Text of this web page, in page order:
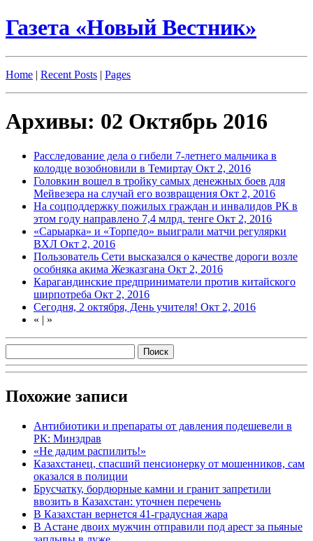
Газета «Новый Вестник»
Home | Recent Posts | Pages
Архивы: 02 Октябрь 2016
Расследование дела о гибели 7-летнего мальчика в
колодце возобновили в Темиртау Окт 2, 2016
Головкин вошел в тройку самых денежных боев для
Мейвезера на случай его возвращения Окт 2, 2016
На соцподдержку пожилых граждан и инвалидов РК в
этом году направлено 7,4 млрд. тенге Окт 2, 2016
«Сарыарка» и «Торпедо» выиграли матчи регулярки
ВХЛ Окт 2, 2016
Пользователь Сети высказался о качестве дороги возле
особняка акима Жезказгана Окт 2, 2016
Карагандинские предприниматели против китайского
ширпотреба Окт 2, 2016
Сегодня, 2 октября, День учителя! Окт 2, 2016
« | »
Похожие записи
Антибиотики и препараты от давления подешевели в
РК: Минздрав
«Не дадим распилить!»
Казахстанец, спасший пенсионерку от мошенников, сам
оказался в полиции
Брусчатку, бордюрные камни и гранит запретили
ввозить в Казахстан: уточнен перечень
В Казахстан вернется 41-градусная жара
В Астане двоих мужчин отправили под арест за пьяные